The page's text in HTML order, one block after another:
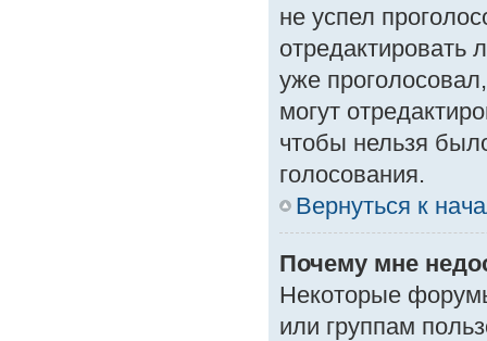
не успел
отредактировать
уже
могут
чтобы нельзя
голосования.
Вернуться к
Почему мне
Некоторые
или группам